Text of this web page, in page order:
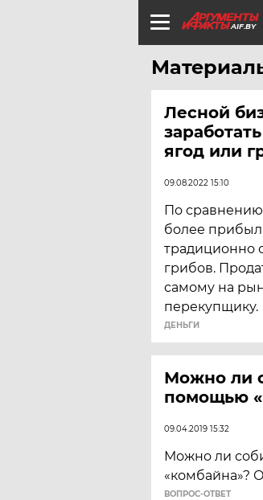
AIF.BY
Лесной
ягод или
09.08.2022 15:10
По
более
традиционно
грибов.
самому на
перекупщику.
ДЕНЬГИ
Можно ли
помощью
09.04.2019 15:32
Можно ли
«комбайна»?
ВОПРОС-ОТВЕТ